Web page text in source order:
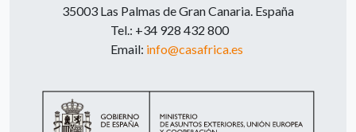
35003 Las Palmas de Gran Canaria. España
Tel.: +34 928 432 800
Email: info@casafrica.es